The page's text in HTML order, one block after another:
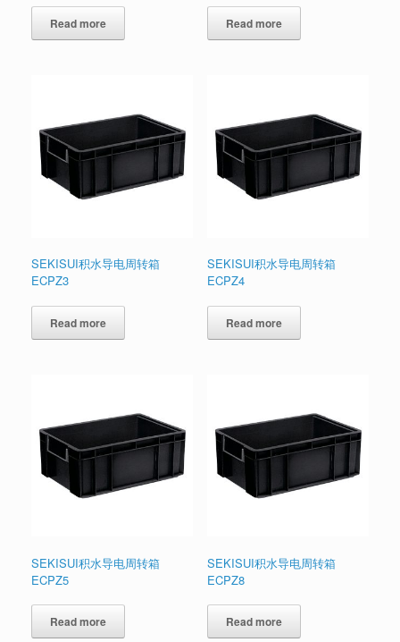
Read more Read more
SEKISUI积水导电周转箱
ECPZ3
Read more
SEKISUI积水导电周转箱
ECPZ4
Read more
SEKISUI积水导电周转箱
ECPZ5
Read more
SEKISUI积水导电周转箱
ECPZ8
Read more